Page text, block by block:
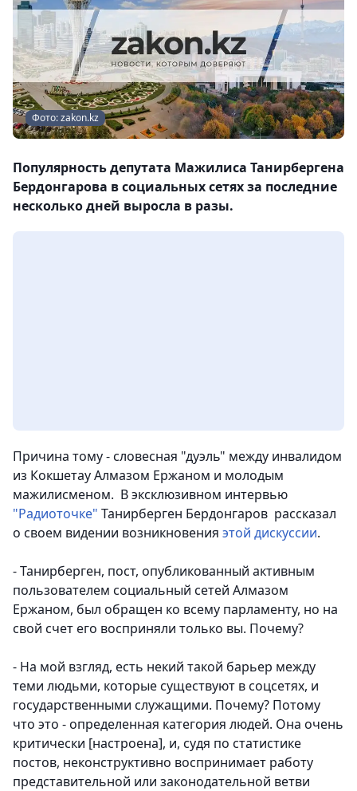
Фото: zakon.kz
Популярность депутата Мажилиса Танирбергена
Бердонгарова в социальных сетях за последние
несколько дней выросла в разы.
Причина тому - словесная "дуэль" между инвалидом
из Кокшетау Алмазом Ержаном и молодым
мажилисменом. В эксклюзивном интервью
"Радиоточке" Танирберген Бердонгаров рассказал
о своем видении возникновения этой дискуссии.
- Танирберген, пост, опубликованный активным
пользователем социальный сетей Алмазом
Ержаном, был обращен ко всему парламенту, но на
свой счет его восприняли только вы. Почему?
- На мой взгляд, есть некий такой барьер между
теми людьми, которые существуют в соцсетях, и
государственными служащими. Почему? Потому
что это - определенная категория людей. Она очень
критически [настроена], и, судя по статистике
постов, неконструктивно воспринимает работу
представительной или законодательной ветви